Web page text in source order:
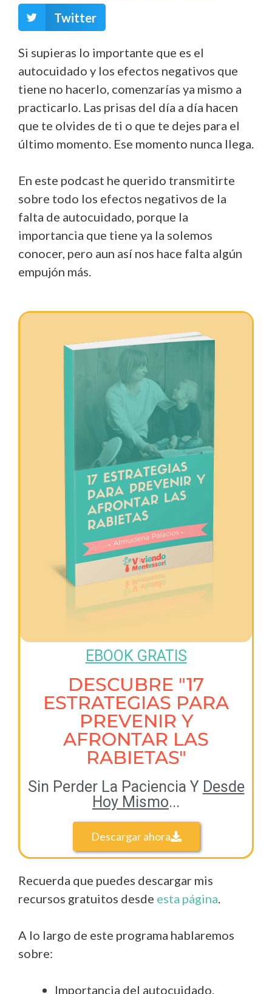
Twitter
Si supieras lo importante que es el
autocuidado y los efectos negativos que
tiene no hacerlo, comenzarías ya mismo a
practicarlo. Las prisas del día a día hacen
que te olvides de ti o que te dejes para el
último momento. Ese momento nunca llega.
En este podcast he querido transmitirte
sobre todo los efectos negativos de la
falta de autocuidado, porque la
importancia que tiene ya la solemos
conocer, pero aun así nos hace falta algún
empujón más.
EBOOK GRATIS
DESCUBRE "17
ESTRATEGIAS PARA
PREVENIR Y
AFRONTAR LAS
RABIETAS"
Sin Perder La Paciencia Y Desde
Hoy Mismo...
Descargar ahora
Recuerda que puedes descargar mis
recursos gratuitos desde esta página.
A lo largo de este programa hablaremos
sobre:
Importancia del autocuidado.